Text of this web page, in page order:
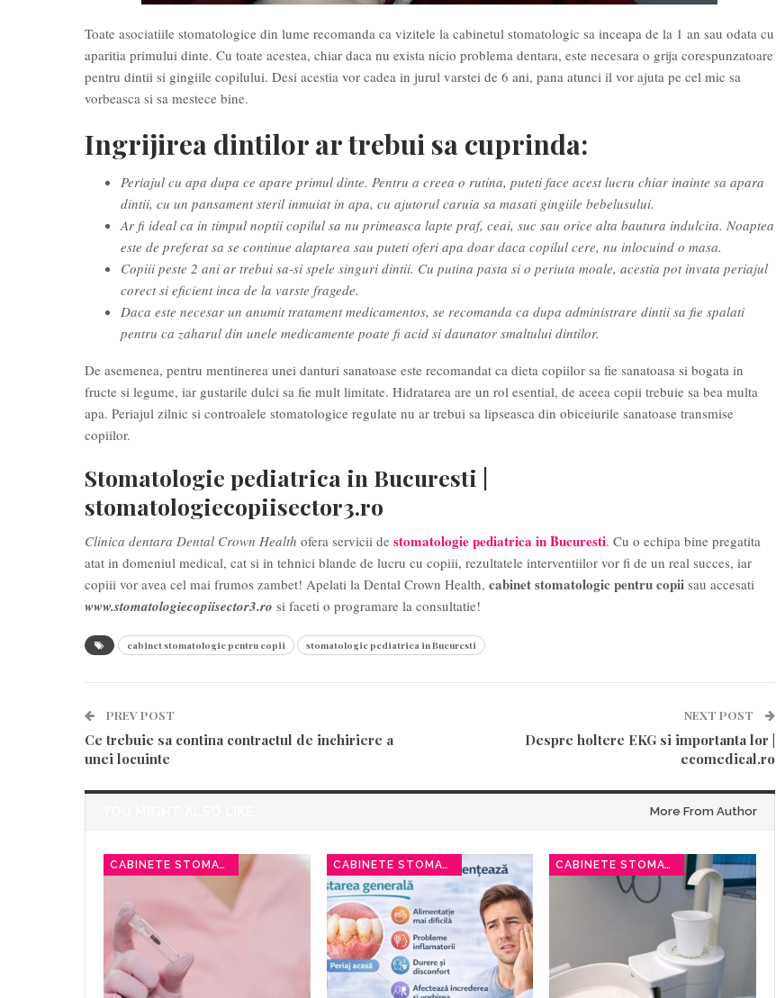
Toate asociatiile stomatologice din lume recomanda ca vizitele la cabinetul stomatologic sa inceapa de la 1 an sau odata cu
aparitia primului dinte. Cu toate acestea, chiar daca nu exista nicio problema dentara, este necesara o grija corespunzatoare
pentru dintii si gingiile copilului. Desi acestia vor cadea in jurul varstei de 6 ani, pana atunci il vor ajuta pe cel mic sa
vorbeasca si sa mestece bine.
Ingrijirea dintilor ar trebui sa cuprinda:
Periajul cu apa dupa ce apare primul dinte. Pentru a creea o rutina, puteti face acest lucru chiar inainte sa apara
dintii, cu un pansament steril inmuiat in apa, cu ajutorul caruia sa masati gingiile bebelusului.
Ar fi ideal ca in timpul noptii copilul sa nu primeasca lapte praf, ceai, suc sau orice alta bautura indulcita. Noaptea
este de preferat sa se continue alaptarea sau puteti oferi apa doar daca copilul cere, nu inlocuind o masa.
Copiii peste 2 ani ar trebui sa-si spele singuri dintii. Cu putina pasta si o periuta moale, acestia pot invata periajul
corect si eficient inca de la varste fragede.
Daca este necesar un anumit tratament medicamentos, se recomanda ca dupa administrare dintii sa fie spalati
pentru ca zaharul din unele medicamente poate fi acid si daunator smaltului dintilor.
De asemenea, pentru mentinerea unei danturi sanatoase este recomandat ca dieta copiilor sa fie sanatoasa si bogata in
fructe si legume, iar gustarile dulci sa fie mult limitate. Hidratarea are un rol esential, de aceea copii trebuie sa bea multa
apa. Periajul zilnic si controalele stomatologice regulate nu ar trebui sa lipseasca din obiceiurile sanatoase transmise
copiilor.
Stomatologie pediatrica in Bucuresti |
stomatologiecopiisector3.ro
Clinica dentara Dental Crown Health ofera servicii de stomatologie pediatrica in Bucuresti. Cu o echipa bine pregatita
atat in domeniul medical, cat si in tehnici blande de lucru cu copiii, rezultatele interventiilor vor fi de un real succes, iar
copiii vor avea cel mai frumos zambet! Apelati la Dental Crown Health, cabinet stomatologic pentru copii sau accesati
www.stomatologiecopiisector3.ro si faceti o programare la consultatie!
cabinet stomatologic pentru copii stomatologie pediatrica in Bucuresti
PREV POST
Ce trebuie sa contina contractul de inchiriere a
unei locuinte
NEXT POST
Despre holtere EKG si importanta lor |
ecomedical.ro
More From Author
CABINETE STOMATOLOGICE CABINETE STOMATOLOGICE CABINETE STOMATOLOGICE